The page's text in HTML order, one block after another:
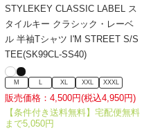
STYLEKEY CLASSIC LABEL ス
タイルキー クラシック・レーベ
ル 半袖Tシャツ I'M STREET S/S
TEE(SK99CL-SS40)
M L XL XXL XXXL
販売価格：4,500円(税込4,950円)
【条件付き送料無料】宅配便無料
まで5,050円